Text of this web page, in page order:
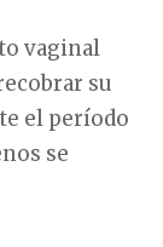
vaginal
su
el período
se